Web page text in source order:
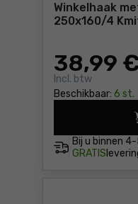
Winkelhaak
250x160/4
38,99 €
Incl. btw
Beschikbaar: 6 st.
Bij u binnen 4-
GRATIS